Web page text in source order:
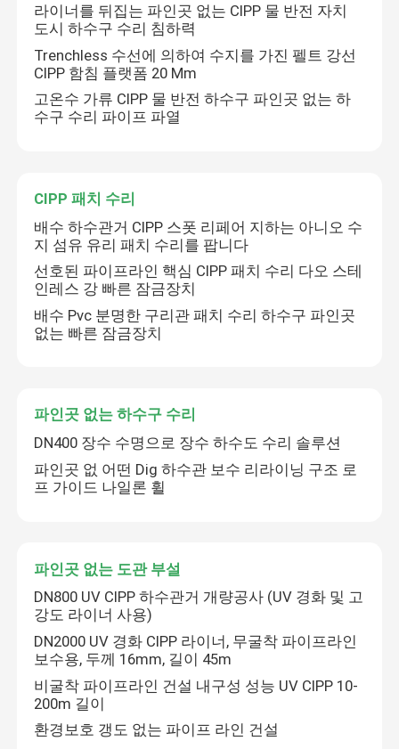
메시지를 남겨주세요
곧 다시 연락 드리겠습니다!
집
제품
우리에 대하여
뉴스
인용문을 요구하세요
UV CIPP 장비
UV는 CIPP를 치료했습니다
라이너를 뒤집는 파인곳 없는 CIPP 물 반전 자치
도시 하수구 수리 침하력
Trenchless 수선에 의하여 수지를 가진 펠트 강선
CIPP 함침 플랫폼 20 Mm
고온수 가류 CIPP 물 반전 하수구 파인곳 없는 하
수구 수리 파이프 파열
CIPP 패치 수리
배수 하수관거 CIPP 스폿 리페어 지하는 아니오 수
지 섬유 유리 패치 수리를 팝니다
선호된 파이프라인 핵심 CIPP 패치 수리 다오 스테
인레스 강 빠른 잠금장치
배수 Pvc 분명한 구리관 패치 수리 하수구 파인곳
없는 빠른 잠금장치
파인곳 없는 하수구 수리
DN400 장수 수명으로 장수 하수도 수리 솔루션
파인곳 없 어떤 Dig 하수관 보수 리라이닝 구조 로
프 가이드 나일론 휠
파인곳 없는 도관 부설
DN800 UV CIPP 하수관거 개량공사 (UV 경화 및 고
강도 라이너 사용)
DN2000 UV 경화 CIPP 라이너, 무굴착 파이프라인
보수용, 두께 16mm, 길이 45m
비굴착 파이프라인 건설 내구성 성능 UV CIPP 10-
200m 길이
환경보호 갱도 없는 파이프 라인 건설